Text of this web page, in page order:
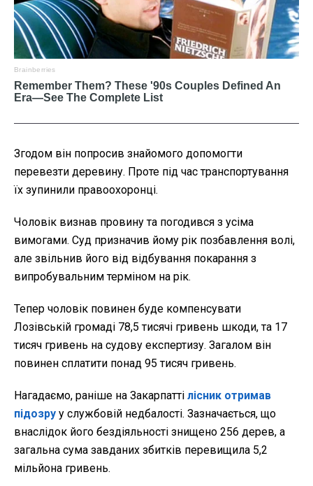
Згодом він попросив знайомого допомогти
перевезти деревину. Проте під час транспортування
їх зупинили правоохоронці.
Чоловік визнав провину та погодився з усіма
вимогами. Суд призначив йому рік позбавлення волі,
але звільнив його від відбування покарання з
випробувальним терміном на рік.
Тепер чоловік повинен буде компенсувати
Лозівській громаді 78,5 тисячі гривень шкоди, та 17
тисяч гривень на судову експертизу. Загалом він
повинен сплатити понад 95 тисяч гривень.
Нагадаємо, раніше на Закарпатті лісник отримав
підозру у службовій недбалості. Зазначається, що
внаслідок його бездіяльності знищено 256 дерев, а
загальна сума завданих збитків перевищила 5,2
мільйона гривень.